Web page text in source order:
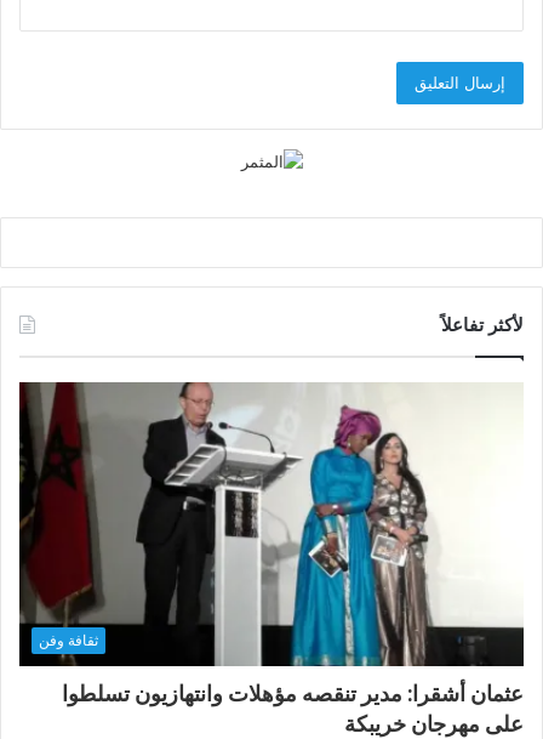
لأكثر تفاعلاً
ثقافة وفن
عثمان أشقرا: مدير تنقصه مؤهلات وانتهازيون تسلطوا
على مهرجان خريبكة